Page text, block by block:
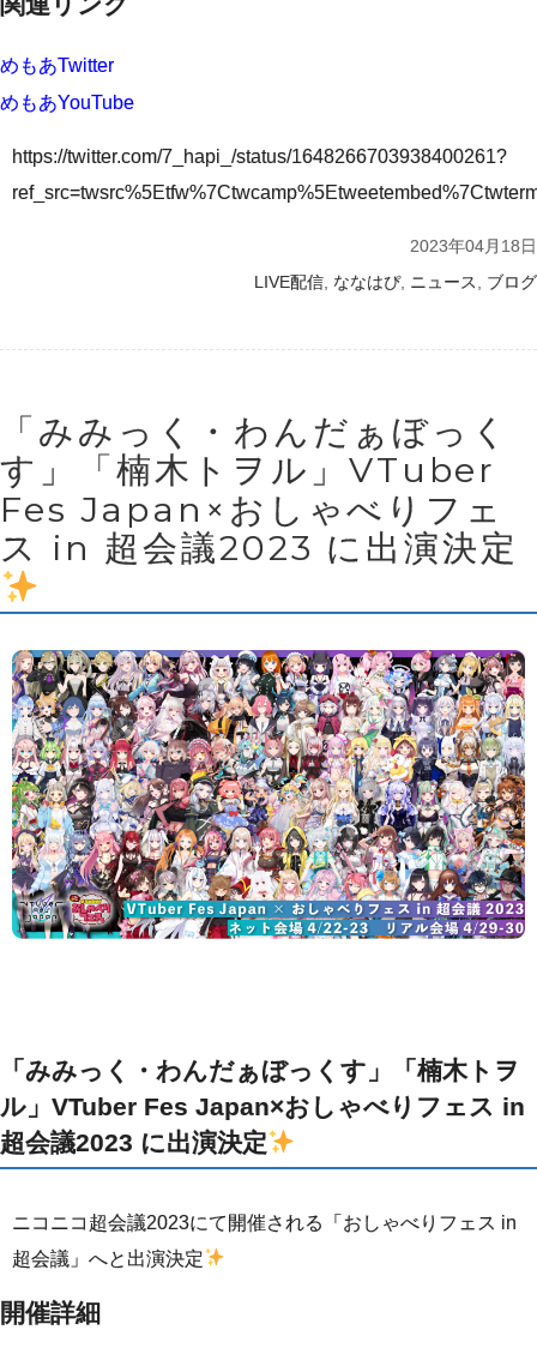
めもあTwitter
めもあYouTube
https://twitter.com/7_hapi_/status/1648266703938400261?
2023年04月18日
LIVE配信 ななはぴ, ニュース ブログ
「みみっく・わんだぁぼっく
す」「楠木トヲル」VTuber
Fes Japan×おしゃべりフェ
ス in 超会議2023 に出演決定
「みみっく・わんだぁぼっくす」「楠木トヲ
ル」VTuber Fes Japan×おしゃべりフェス in
超会議2023 に出演決定
ニコニコ超会議2023にて開催される「おしゃべりフェス in
超会議」へと出演決定
開催詳細